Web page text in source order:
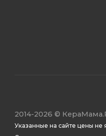
2014-2026 ©
Указанные на сайте цены не